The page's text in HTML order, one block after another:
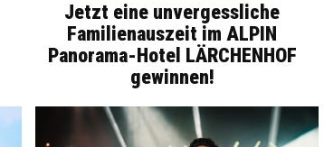
Jetzt eine unvergessliche
Familienauszeit im ALPIN
Panorama-Hotel LÄRCHENHOF
gewinnen!